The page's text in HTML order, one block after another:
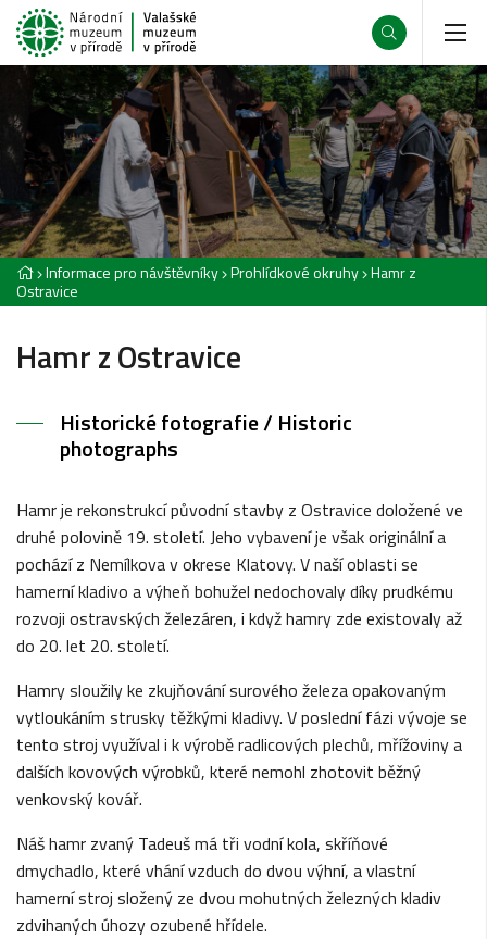
Informace pro návštěvníky Prohlídkové okruhy Hamr z
Ostravice
Hamr z Ostravice
Historické fotografie / Historic
photographs
Hamr je rekonstrukcí původní stavby z Ostravice doložené ve
druhé polovině 19. století. Jeho vybavení je však originální a
pochází z Nemílkova v okrese Klatovy. V naší oblasti se
hamerní kladivo a výheň bohužel nedochovaly díky prudkému
rozvoji ostravských železáren, i když hamry zde existovaly až
do 20. let 20. století.
Hamry sloužily ke zkujňování surového železa opakovaným
vytloukáním strusky těžkými kladivy. V poslední fázi vývoje se
tento stroj využíval i k výrobě radlicových plechů, mřížoviny a
dalších kovových výrobků, které nemohl zhotovit běžný
venkovský kovář.
Náš hamr zvaný Tadeuš má tři vodní kola, skříňové
dmychadlo, které vhání vzduch do dvou výhní, a vlastní
hamerní stroj složený ze dvou mohutných železných kladiv
zdvihaných úhozy ozubené hřídele.